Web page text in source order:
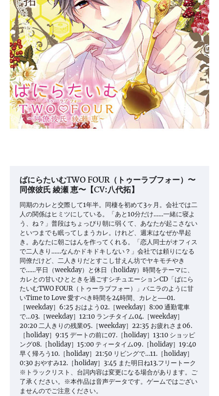
ばにらたいむTWO FOUR（トゥーラブフォー）〜
同僚彼氏 綾瀬 恵〜【CV:八代拓】
同期のカレと交際して1年半。同棲を初めて3ヶ月。会社では二
人の関係はヒミツにしている。「あと10分だけ……一緒に寝よ
う、ね？」普段はちょっぴり朝に弱くて、あなたが起こさない
といつまでも眠ってしまうカレ。けれど、週末はなぜか早起
き。あなたに朝ごはんを作ってくれる。「恋人同士がオフィス
で二人きり……なんかドキドキしない？」会社では頼りになる
同僚だけど、二人きりだとすこし甘えん坊でヤキモチやき
で……平日（weekday）と休日（holiday）時間をテーマに、
カレとの甘いひとときを過ごすシチュエーションCD「ばにら
たいむTWO FOUR（トゥーラブフォー）」バニラのように甘
いTime to Love 愛すべき時間を24時間、カレと──01.
［weekday］6:25 おはよう02.［weekday］8:00 通勤電車
で…03.［weekday］12:10 ランチタイム04.［weekday］
20:20 二人きりの残業05.［weekday］22:35 お疲れさま06.
［holiday］9:15 デートの前に07.［holiday］13:10 ショッピ
ング08.［holiday］15:00 ティータイム09.［holiday］19:40
早く帰ろう10.［holiday］21:50 リビングで…11.［holiday］
0:30 おやすみ12.［holiday］3:45 また明日ね13.フリートーク
※トラックリスト、台詞内容は変更になる場合があります。ご
了承ください。※本作品は音声データです。ゲームではござい
ませんのでご注意ください。